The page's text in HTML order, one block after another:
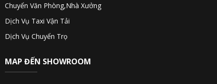
Chuyển Văn Phòng,Nhà Xưởng
Dịch Vụ Taxi Vận Tải
Dịch Vụ Chuyển Trọ
MAP ĐẾN SHOWROOM